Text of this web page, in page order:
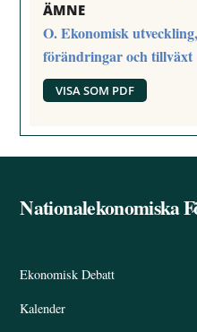
ÄMNE
O. Ekonomisk
förändringar och tillväxt
VISA SOM PDF
Nationalekonomiska
Ekonomisk Debatt
Kalender